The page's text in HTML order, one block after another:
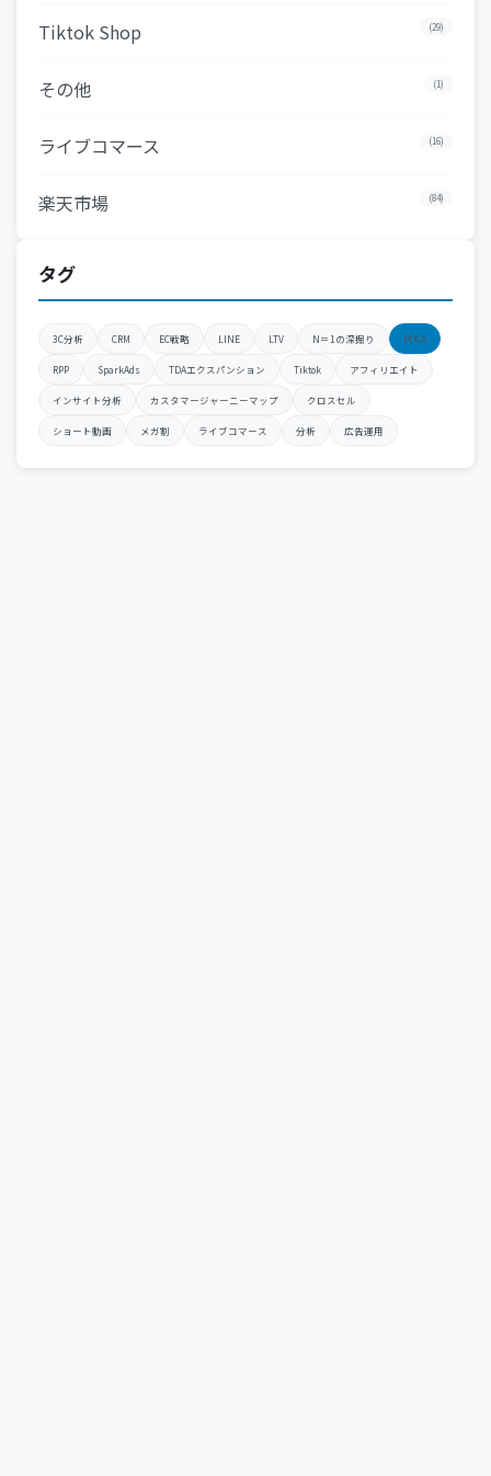
Tiktok Shop (29)
その他 (1)
ライブコマース (16)
楽天市場 (84)
タグ
3C分析 CRM EC戦略 LINE LTV N＝1の深掘り PDCA
RPP SparkAds TDAエクスパンション Tiktok アフィリエイト
インサイト分析 カスタマージャーニーマップ クロスセル
ショート動画 メガ割 ライブコマース 分析 広告運用